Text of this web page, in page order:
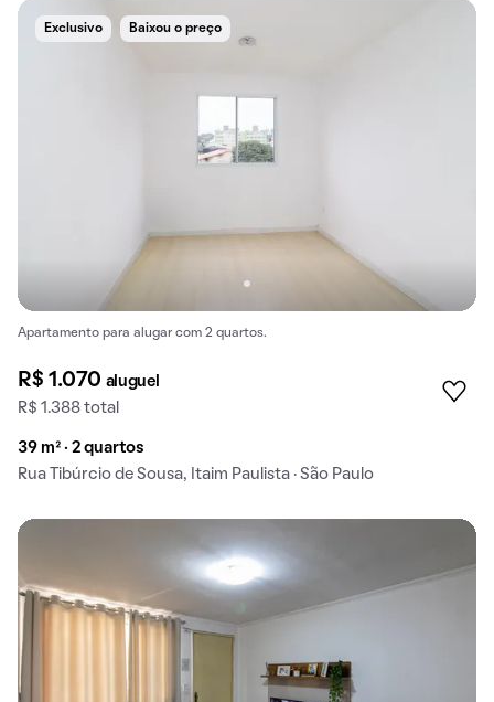
Exclusivo Baixou o preço
Apartamento para alugar com 2 quartos.
R$ 1.070 aluguel
R$ 1.388 total
39 m² · 2 quartos
Rua Tibúrcio de Sousa, Itaim Paulista · São Paulo